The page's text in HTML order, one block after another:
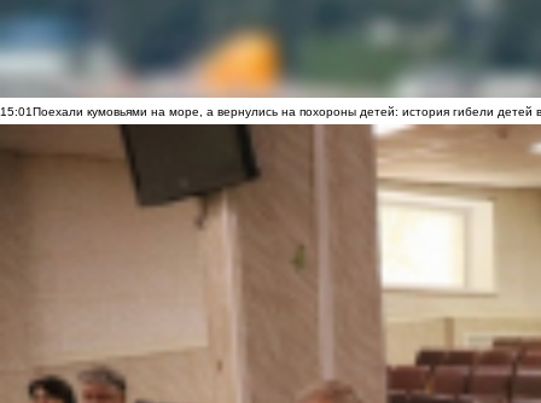
15:01Поехали кумовьями на море, а вернулись на похороны детей: история гибели детей